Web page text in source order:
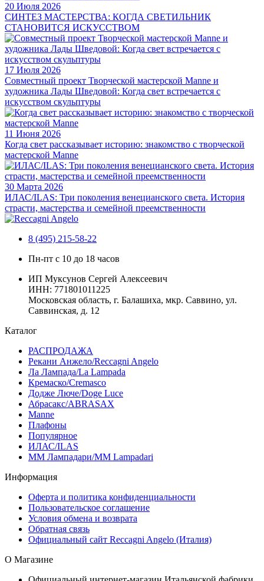
20 Июля 2026
СИНТЕЗ МАСТЕРСТВА: КОГДА СВЕТИЛЬНИК
СТАНОВИТСЯ ИСКУССТВОМ
17 Июля 2026
Совместный проект Творческой мастерской Manne и
художника Лады Шведовой: Когда свет встречается с
искусством скульптуры
11 Июня 2026
Когда свет рассказывает историю: знакомство с творческой
мастерской Manne
30 Марта 2026
ИЛАС/ILAS: Три поколения венецианского света. История
страсти, мастерства и семейной преемственности
8 (495) 215-58-22
Пн-пт с 10 до 18 часов
ИП Муксунов Сергей Алексеевич
ИНН: 771801011225
Московская область, г. Балашиха, мкр. Саввино, ул.
Саввинская, д. 12
Каталог
РАСПРОДАЖА
Рекани Анжело/Reccagni Angelo
Ла Лампада/La Lampada
Кремаско/Cremasco
Додже Люче/Doge Luce
Абрасакс/ABRASAX
Manne
Плафоны
Популярное
ИЛАС/ILAS
ММ Лампадари/MM Lampadari
Информация
Оферта и политика конфиденциальности
Пользовательское соглашение
Условия обмена и возврата
Обратная связь
Официальный сайт Reccagni Angelo (Италия)
О Магазине